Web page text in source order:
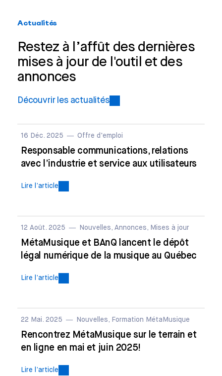
Actualités
Restez à l’affût des dernières
mises à jour de l'outil et des
annonces
Découvrir les actualités
16 Déc. 2025 Offre d'emploi
Responsable communications, relations
avec l’industrie et service aux utilisateurs
Lire l’article
12 Août. 2025 Nouvelles, Annonces, Mises à jour
MétaMusique et BAnQ lancent le dépôt
légal numérique de la musique au Québec
Lire l’article
22 Mai. 2025 Nouvelles, Formation MétaMusique
Rencontrez MétaMusique sur le terrain et
en ligne en mai et juin 2025!
Lire l’article